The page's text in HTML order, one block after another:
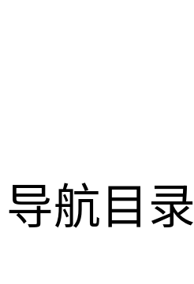
导航目录